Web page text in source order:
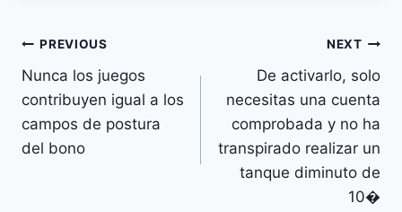
Post
navigation
PREVIOUS
Nunca los juegos
contribuyen igual a los
campos de postura
del bono
NEXT
De activarlo, solo
necesitas una cuenta
comprobada y no ha
transpirado realizar un
tanque diminuto de
10�